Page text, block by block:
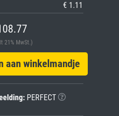
€ 1.11
21% MwSt.)
winkelmandje
PERFECT